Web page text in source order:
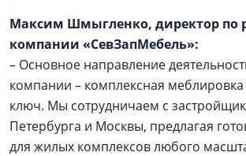
Максим Шмыгленко, директор по
компании «СевЗапМебель»:
– Основное направление
компании – комплексная
ключ. Мы сотрудничаем с
Петербурга и Москвы, предлагая
для жилых комплексов любого